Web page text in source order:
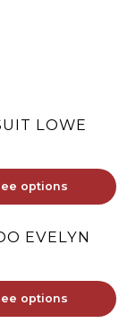
LOWE
options
EVELYN
options